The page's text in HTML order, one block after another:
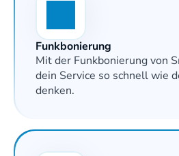
Funkbonierung
Mit der Funkbonierung von
dein Service so schnell wie
denken.